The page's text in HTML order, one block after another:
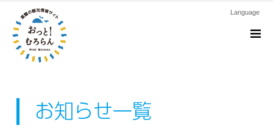
Language
お知らせ一覧